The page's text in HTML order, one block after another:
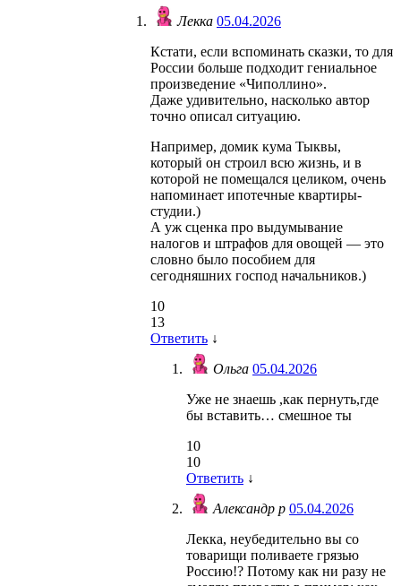
Лекка 05.04.2026
Кстати, если вспоминать сказки, то для
России больше подходит гениальное
произведение «Чиполлино».
Даже удивительно, насколько автор
точно описал ситуацию.
Например, домик кума Тыквы,
который он строил всю жизнь, и в
которой не помещался целиком, очень
напоминает ипотечные квартиры-
студии.)
А уж сценка про выдумывание
налогов и штрафов для овощей — это
словно было пособием для
сегодняшних господ начальников.)
10
13
Ответить ↓
Ольга 05.04.2026
Уже не знаешь ,как пернуть,где
бы вставить… смешное ты
10
10
Ответить ↓
Александр р 05.04.2026
Лекка, неубедительно вы со
товарищи поливаете грязью
Россию!? Потому как ни разу не